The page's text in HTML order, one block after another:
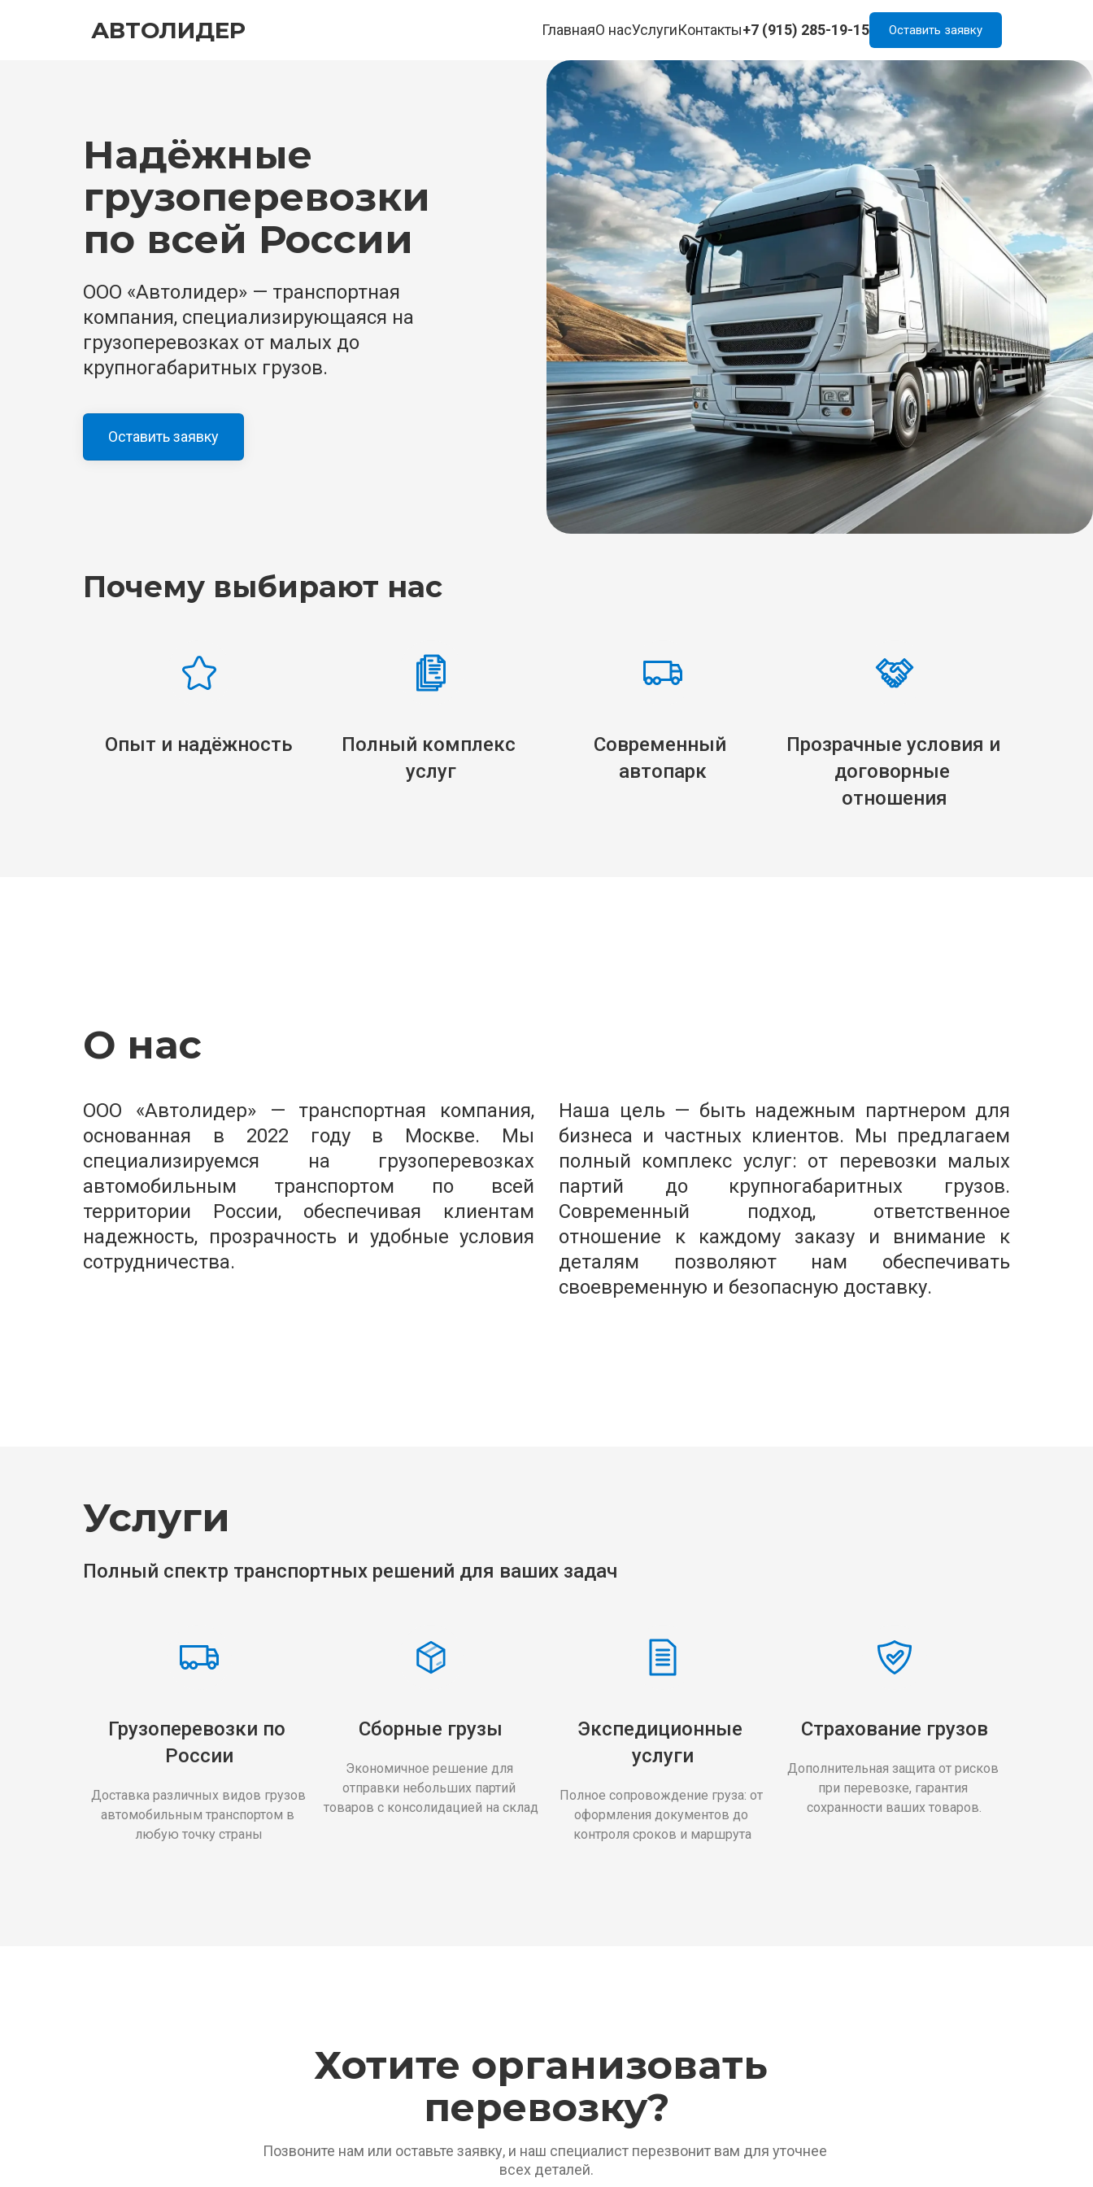
АВТОЛИДЕР ГлавнаяО насУслугиКонтакты+7 (915) 285-19-15 Оставить заявку
Надёжные
грузоперевозки
по всей России
ООО «Автолидер» — транспортная
компания, специализирующаяся на
грузоперевозках от малых до
крупногабаритных грузов.
Оставить заявку
Почему выбирают нас
Опыт и надёжность
Полный комплекс
услуг
Современный
автопарк
Прозрачные условия и
договорные
отношения
О нас
ООО «Автолидер» — транспортная компания,
основанная в 2022 году в Москве. Мы
специализируемся на грузоперевозках
автомобильным транспортом по всей
территории России, обеспечивая клиентам
надежность, прозрачность и удобные условия
сотрудничества.
Наша цель — быть надежным партнером для
бизнеса и частных клиентов. Мы предлагаем
полный комплекс услуг: от перевозки малых
партий до крупногабаритных грузов.
Современный подход, ответственное
отношение к каждому заказу и внимание к
деталям позволяют нам обеспечивать
своевременную и безопасную доставку.
Услуги
Полный спектр транспортных решений для ваших задач
Грузоперевозки по
России
Доставка различных видов грузов
автомобильным транспортом в
любую точку страны
Сборные грузы
Экономичное решение для
отправки небольших партий
товаров с консолидацией на склад
Экспедиционные
услуги
Полное сопровождение груза: от
оформления документов до
контроля сроков и маршрута
Страхование грузов
Дополнительная защита от рисков
при перевозке, гарантия
сохранности ваших товаров.
Хотите организовать
перевозку?
Позвоните нам или оставьте заявку, и наш специалист перезвонит вам для уточнее
всех деталей.